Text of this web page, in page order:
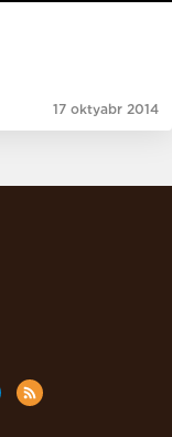
17 oktyabr 2014